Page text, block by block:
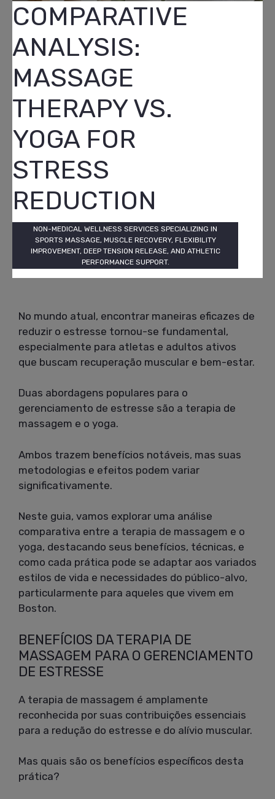
COMPARATIVE
ANALYSIS:
MASSAGE
THERAPY VS.
YOGA FOR
STRESS
REDUCTION
NON-MEDICAL WELLNESS SERVICES SPECIALIZING IN
SPORTS MASSAGE, MUSCLE RECOVERY, FLEXIBILITY
IMPROVEMENT, DEEP TENSION RELEASE, AND ATHLETIC
PERFORMANCE SUPPORT.
No mundo atual, encontrar maneiras eficazes de
reduzir o estresse tornou-se fundamental,
especialmente para atletas e adultos ativos
que buscam recuperação muscular e bem-estar.
Duas abordagens populares para o
gerenciamento de estresse são a terapia de
massagem e o yoga.
Ambos trazem benefícios notáveis, mas suas
metodologias e efeitos podem variar
significativamente.
Neste guia, vamos explorar uma análise
comparativa entre a terapia de massagem e o
yoga, destacando seus benefícios, técnicas, e
como cada prática pode se adaptar aos variados
estilos de vida e necessidades do público-alvo,
particularmente para aqueles que vivem em
Boston.
BENEFÍCIOS DA TERAPIA DE
MASSAGEM PARA O GERENCIAMENTO
DE ESTRESSE
A terapia de massagem é amplamente
reconhecida por suas contribuições essenciais
para a redução do estresse e do alívio muscular.
Mas quais são os benefícios específicos desta
prática?